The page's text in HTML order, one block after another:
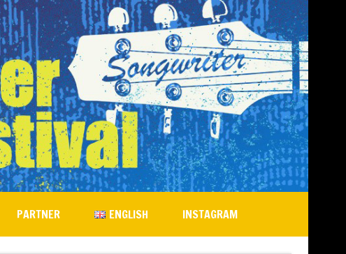
PARTNER ENGLISH INSTAGRAM